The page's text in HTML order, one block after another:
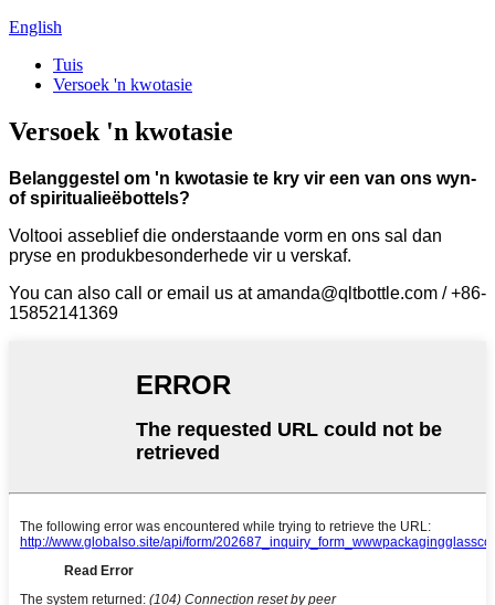
English
Tuis
Versoek 'n kwotasie
Versoek 'n kwotasie
Belanggestel om 'n kwotasie te kry vir een van ons wyn-
of spiritualieëbottels?
Voltooi asseblief die onderstaande vorm en ons sal dan
pryse en produkbesonderhede vir u verskaf.
You can also call or email us at amanda@qltbottle.com / +86-
15852141369